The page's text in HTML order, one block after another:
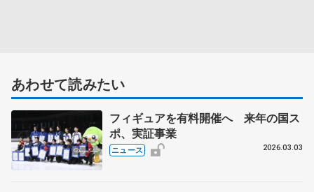
あわせて読みたい
フィギュアを有料開催へ 来年の国ス
ポ、実証事業
ニュース 2026.03.03